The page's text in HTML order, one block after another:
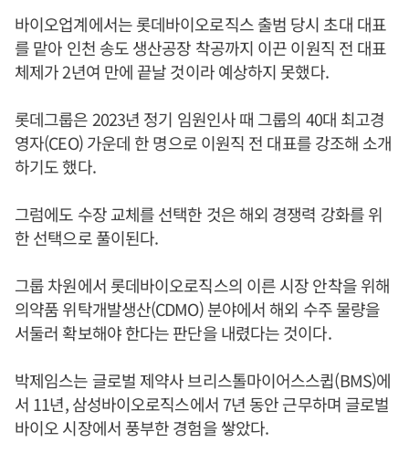
바이오업계에서는 롯데바이오로직스 출범 당시 초대 대표
를 맡아 인천 송도 생산공장 착공까지 이끈 이원직 전 대표
체제가 2년여 만에 끝날 것이라 예상하지 못했다.
롯데그룹은 2023년 정기 임원인사 때 그룹의 40대 최고경
영자(CEO) 가운데 한 명으로 이원직 전 대표를 강조해 소개
하기도 했다.
그럼에도 수장 교체를 선택한 것은 해외 경쟁력 강화를 위
한 선택으로 풀이된다.
그룹 차원에서 롯데바이오로직스의 이른 시장 안착을 위해
의약품 위탁개발생산(CDMO) 분야에서 해외 수주 물량을
서둘러 확보해야 한다는 판단을 내렸다는 것이다.
박제임스는 글로벌 제약사 브리스톨마이어스스큅(BMS)에
서 11년, 삼성바이오로직스에서 7년 동안 근무하며 글로벌
바이오 시장에서 풍부한 경험을 쌓았다.